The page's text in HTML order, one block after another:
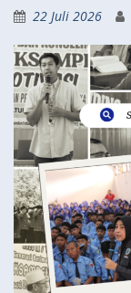
22 Juli 2026